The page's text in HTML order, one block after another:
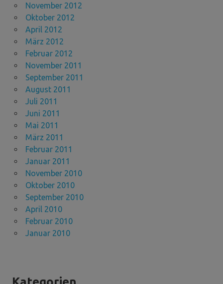
November 2012
Oktober 2012
April 2012
März 2012
Februar 2012
November 2011
September 2011
August 2011
Juli 2011
Juni 2011
Mai 2011
März 2011
Februar 2011
Januar 2011
November 2010
Oktober 2010
September 2010
April 2010
Februar 2010
Januar 2010